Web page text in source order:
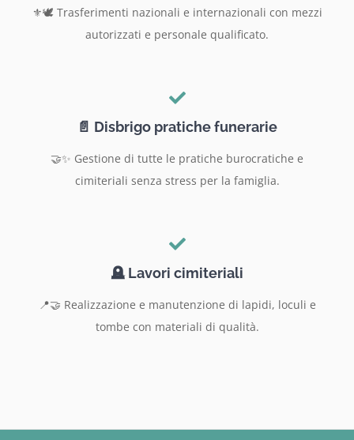
⚜️🕊️ Trasferimenti nazionali e internazionali con mezzi
autorizzati e personale qualificato.
📄 Disbrigo pratiche funerarie
🤝✨ Gestione di tutte le pratiche burocratiche e
cimiteriali senza stress per la famiglia.
🪦 Lavori cimiteriali
📍🤝 Realizzazione e manutenzione di lapidi, loculi e
tombe con materiali di qualità.